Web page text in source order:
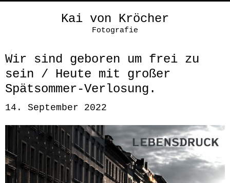
Kai von Kröcher
Fotografie
Wir sind geboren um frei zu
sein / Heute mit großer
Spätsommer-Verlosung.
14. September 2022